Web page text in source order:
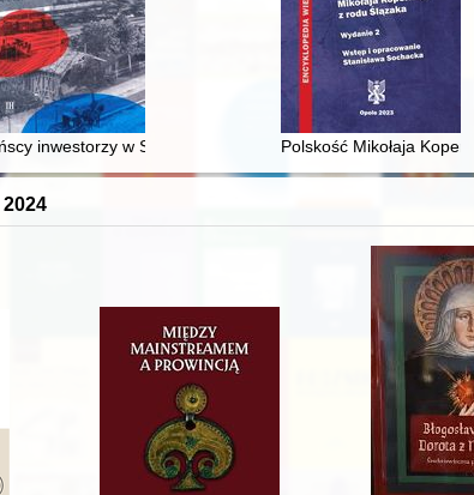
XVI-wiecznej Rzeczypospolitej
inwestorzy w Sopocie : prestiż finansowy i towarzyski
Polskość Mikołaja
2024